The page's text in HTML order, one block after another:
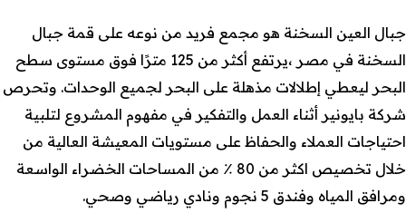
جبال العين السخنة هو مجمع فريد من نوعه على قمة جبال
السخنة في مصر ،يرتفع أكثر من 125 مترًا فوق مستوى سطح
البحر ليعطي إطلالات مذهلة على البحر لجميع الوحدات. وتحرص
شركة بايونير أثناء العمل والتفكير في مفهوم المشروع لتلبية
احتياجات العملاء والحفاظ على مستويات المعيشة العالية من
خلال تخصيص اكثر من 80 ٪ من المساحات الخضراء الواسعة
ومرافق المياه وفندق 5 نجوم ونادي رياضي وصحي.